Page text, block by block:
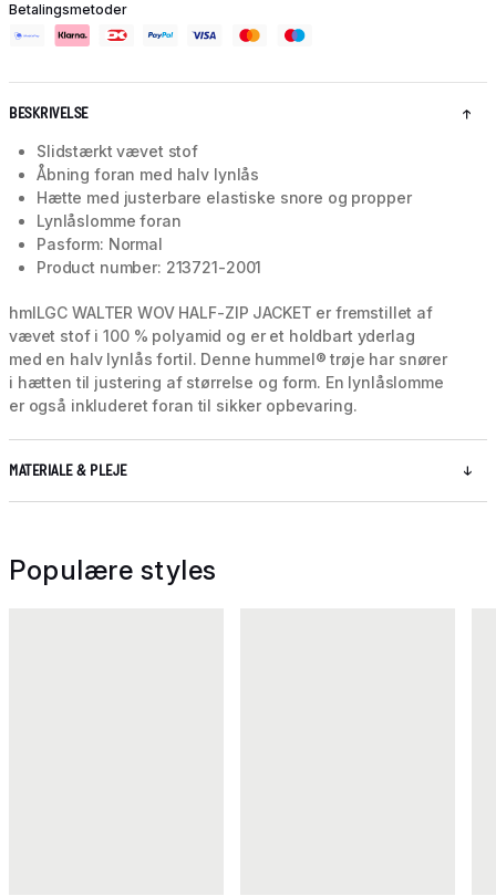
Betalingsmetoder
BESKRIVELSE
Slidstærkt vævet stof
Åbning foran med halv lynlås
Hætte med justerbare elastiske snore og propper
Lynlåslomme foran
Pasform: Normal
Product number: 213721-2001
hmlLGC WALTER WOV HALF-ZIP JACKET er fremstillet af
vævet stof i 100 % polyamid og er et holdbart yderlag
med en halv lynlås fortil. Denne hummel® trøje har snører
i hætten til justering af størrelse og form. En lynlåslomme
er også inkluderet foran til sikker opbevaring.
MATERIALE & PLEJE
Populære styles